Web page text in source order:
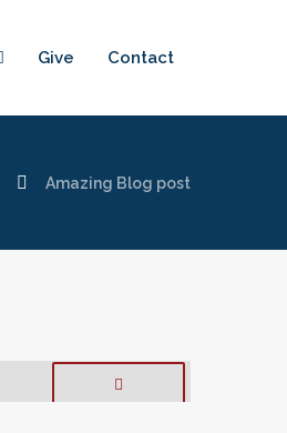
Give Contact
Amazing Blog post